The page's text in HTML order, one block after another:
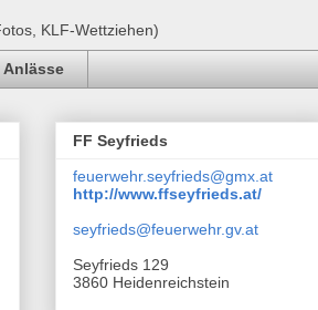
KLF-Wettziehen)
Anlässe
FF Seyfrieds
feuerwehr.seyfrieds@gmx.at
http://www.ffseyfrieds.at/
seyfrieds@feuerwehr.gv.at
Seyfrieds 129
3860 Heidenreichstein